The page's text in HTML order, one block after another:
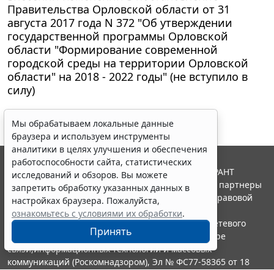
Правительства Орловской области от 31
августа 2017 года N 372 "Об утверждении
государственной программы Орловской
области "Формирование современной
городской среды на территории Орловской
области" на 2018 - 2022 годы" (не вступило в
силу)
Мы обрабатываем локальные данные
браузера и используем инструменты
аналитики в целях улучшения и обеспечения
работоспособности сайта, статистических
исследований и обзоров. Вы можете
запретить обработку указанных данных в
настройках браузера. Пожалуйста,
ознакомьтесь с условиями их обработки.
Принять
© ООО "НПП "ГАРАНТ-СЕРВИС", 2026. Система ГАРАНТ
выпускается с 1990 года. Компания "Гарант" и ее партнеры
являются участниками Российской ассоциации правовой
информации ГАРАНТ.
Портал ГАРАНТ.РУ зарегистрирован в качестве сетевого
издания Федеральной службой по надзору в сфере
связи,информационных технологий и массовых
коммуникаций (Роскомнадзором), Эл № ФС77-58365 от 18